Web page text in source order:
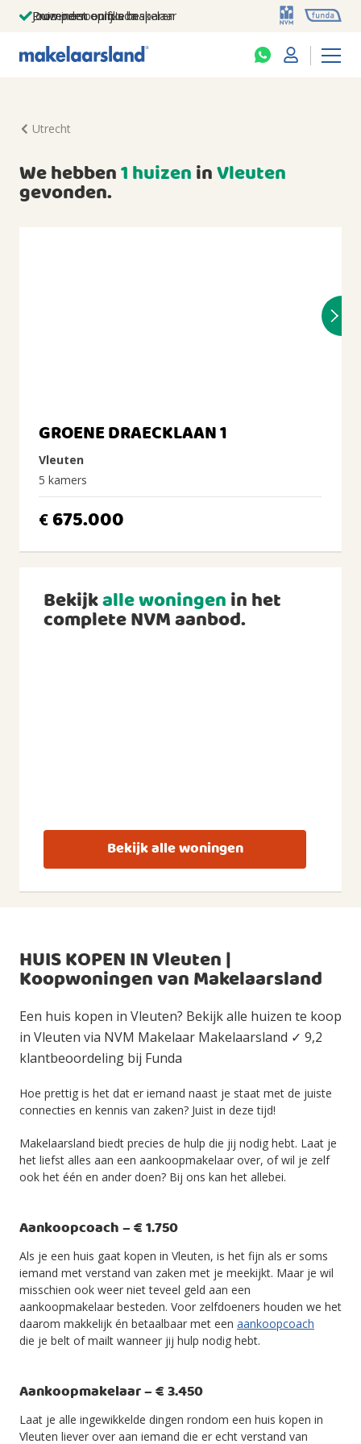
Jouw persoonlijke makelaar
Duizenden euro's besparen
Prominent op funda
Utrecht
We hebben1 huizeninVleuten
gevonden.
GROENE DRAECKLAAN 1
Vleuten
5 kamers
€675.000
Bekijkalle woningenin het
complete NVM aanbod.
Bekijk alle woningen
HUIS KOPEN IN Vleuten |
Koopwoningen van Makelaarsland
Een huis kopen in Vleuten? Bekijk alle huizen te koop
in Vleuten via NVM Makelaar Makelaarsland ✓ 9,2
klantbeoordeling bij Funda
Hoe prettig is het dat er iemand naast je staat met de juiste
connecties en kennis van zaken? Juist in deze tijd!
Makelaarsland biedt precies de hulp die jij nodig hebt. Laat je
het liefst alles aan een aankoopmakelaar over, of wil je zelf
ook het één en ander doen? Bij ons kan het allebei.
Aankoopcoach – € 1.750
Als je een huis gaat kopen in Vleuten, is het fijn als er soms
iemand met verstand van zaken met je meekijkt. Maar je wil
misschien ook weer niet teveel geld aan een
aankoopmakelaar besteden. Voor zelfdoeners houden we het
daarom makkelijk én betaalbaar met een aankoopcoach
die je belt of mailt wanneer jij hulp nodig hebt.
Aankoopmakelaar – € 3.450
Laat je alle ingewikkelde dingen rondom een huis kopen in
Vleuten liever over aan iemand die er echt verstand van